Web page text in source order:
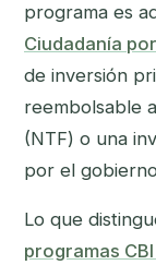
programa es
Ciudadanía
de inversión
reembolsable
(NTF) o una
por el
Lo que
programas